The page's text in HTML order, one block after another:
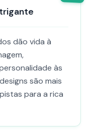
dão vida à
às
são mais
para a rica